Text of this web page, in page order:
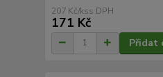
207 Kč/ks
171 Kč
Přidat